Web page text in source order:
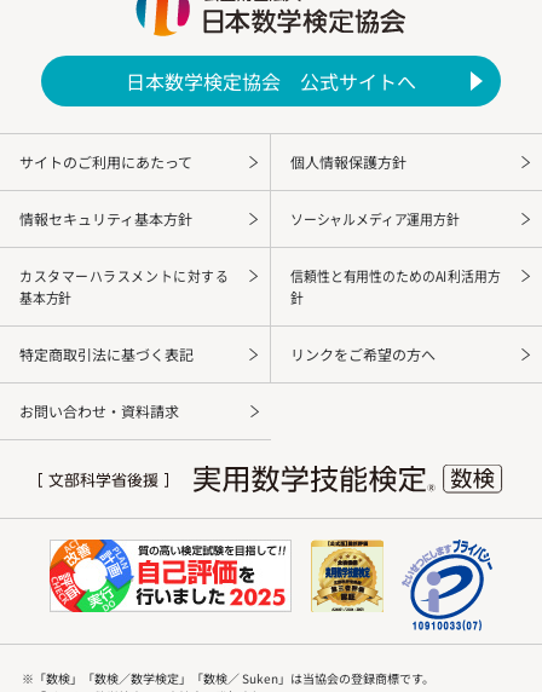
日本数学検定協会 公式サイトへ
サイトのご利用にあたって 個人情報保護方針
情報セキュリティ基本方針 ソーシャルメディア運用方針
カスタマーハラスメントに対する
基本方針
信頼性と有用性のためのAI利活用方
針
特定商取引法に基づく表記 リンクをご希望の方へ
お問い合わせ・資料請求
※「数検」「数検／数学検定」「数検／ Suken」は当協会の登録商標です。